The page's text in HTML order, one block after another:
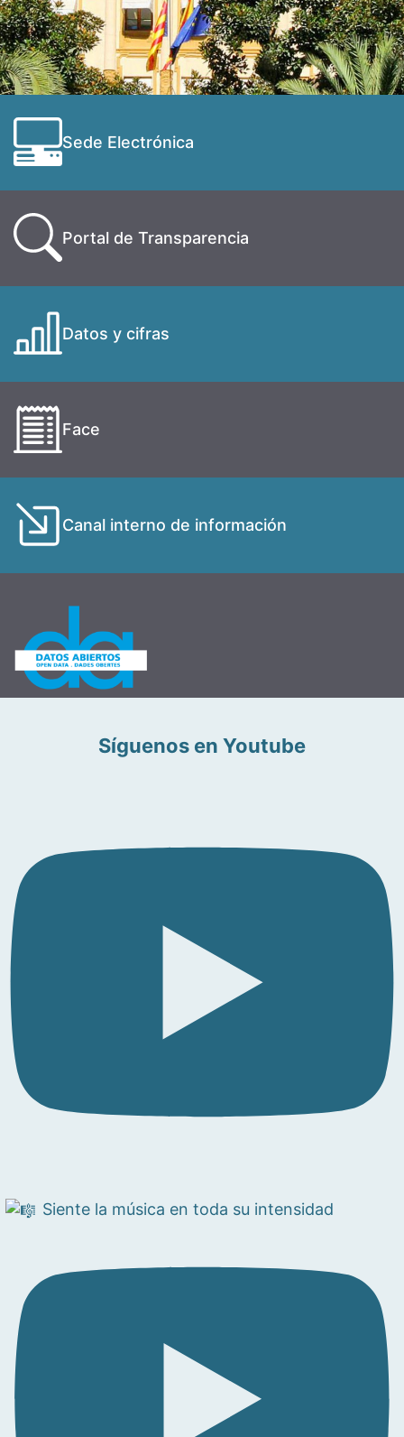
Sede Electrónica
Portal de Transparencia
Datos y cifras
Face
Canal interno de información
Síguenos en Youtube
Siente la música en toda su intensidad